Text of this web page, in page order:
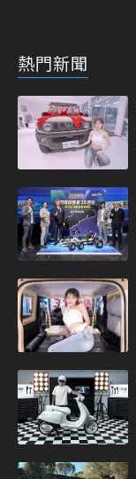
熱門新聞